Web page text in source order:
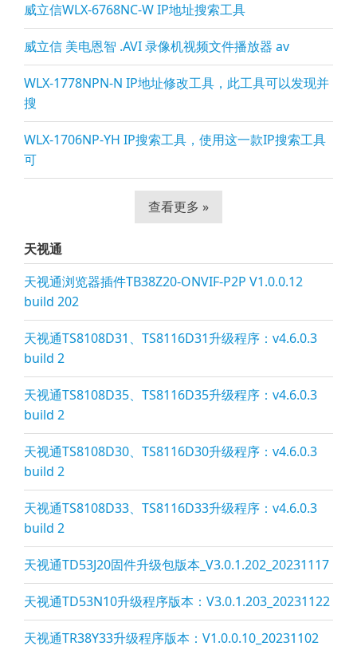
威立信WLX-6768NC-W IP地址搜索工具
威立信 美电恩智 .AVI 录像机视频文件播放器 av
WLX-1778NPN-N IP地址修改工具，此工具可以发现并
搜
WLX-1706NP-YH IP搜索工具，使用这一款IP搜索工具
可
查看更多 »
天视通
天视通浏览器插件TB38Z20-ONVIF-P2P V1.0.0.12
build 202
天视通TS8108D31、TS8116D31升级程序：v4.6.0.3
build 2
天视通TS8108D35、TS8116D35升级程序：v4.6.0.3
build 2
天视通TS8108D30、TS8116D30升级程序：v4.6.0.3
build 2
天视通TS8108D33、TS8116D33升级程序：v4.6.0.3
build 2
天视通TD53J20固件升级包版本_V3.0.1.202_20231117
天视通TD53N10升级程序版本：V3.0.1.203_20231122
天视通TR38Y33升级程序版本：V1.0.0.10_20231102